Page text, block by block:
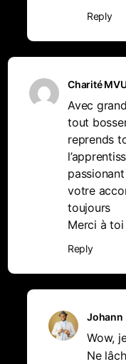
Reply
Charité
Avec
tout
reprends
votre
toujours
Merci à toi
Reply
Johann
Wow,
Ne